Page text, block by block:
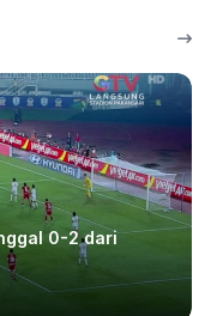
0-2 dari